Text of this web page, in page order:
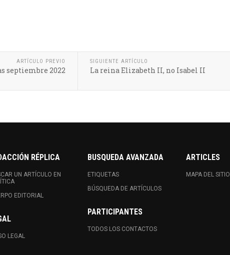
ARTÍCULO PREVIO
septiembre 2022
SIGUIENTE ARTÍCULO
La reina Elizabeth II, no Isabel II
RÉPLICA
UN ARTÍCULO EN
EDITORIAL
LEGAL
BUSQUEDA AVANZADA
ETIQUETAS
BÚSQUEDA DE ARTÍCULOS
PARTICIPANTES
TODOS LOS CONTACTOS
ARTICLES
MAPA DEL SITIO